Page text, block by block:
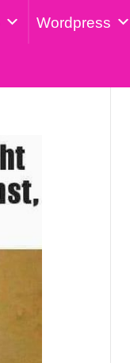
Wordpress